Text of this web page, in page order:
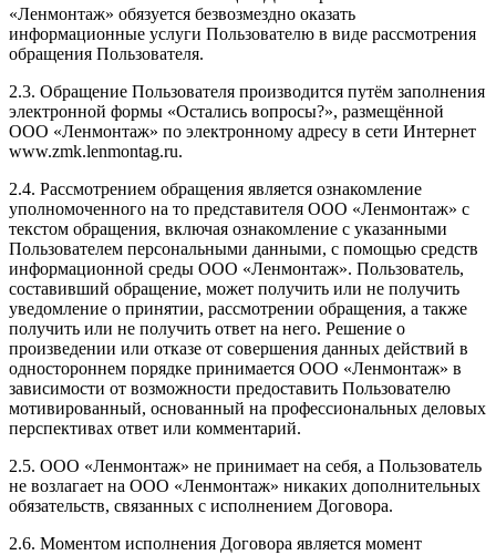
«Ленмонтаж» обязуется безвозмездно оказать
информационные услуги Пользователю в виде рассмотрения
обращения Пользователя.
2.3. Обращение Пользователя производится путём заполнения
электронной формы «Остались вопросы?», размещённой
ООО «Ленмонтаж» по электронному адресу в сети Интернет
www.zmk.lenmontag.ru.
2.4. Рассмотрением обращения является ознакомление
уполномоченного на то представителя ООО «Ленмонтаж» с
текстом обращения, включая ознакомление с указанными
Пользователем персональными данными, с помощью средств
информационной среды ООО «Ленмонтаж». Пользователь,
составивший обращение, может получить или не получить
уведомление о принятии, рассмотрении обращения, а также
получить или не получить ответ на него. Решение о
произведении или отказе от совершения данных действий в
одностороннем порядке принимается ООО «Ленмонтаж» в
зависимости от возможности предоставить Пользователю
мотивированный, основанный на профессиональных деловых
перспективах ответ или комментарий.
2.5. ООО «Ленмонтаж» не принимает на себя, а Пользователь
не возлагает на ООО «Ленмонтаж» никаких дополнительных
обязательств, связанных с исполнением Договора.
2.6. Моментом исполнения Договора является момент